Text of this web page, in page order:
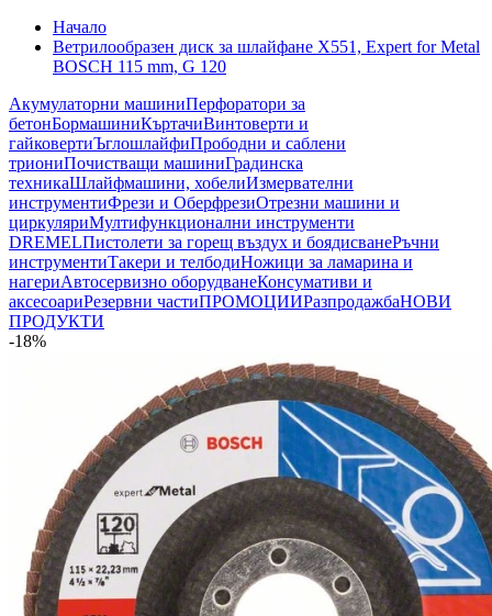
Начало
Ветрилообразен диск за шлайфане X551, Expert for Metal
BOSCH 115 mm, G 120
Акумулаторни машиниПерфоратори за
бетонБормашиниКъртачиВинтоверти и
гайковертиЪглошлайфиПрободни и саблени
триониПочистващи машиниГрадинска
техникаШлайфмашини, хобелиИзмервателни
инструментиФрези и ОберфрезиОтрезни машини и
циркуляриМултифункционални инструменти
DREMELПистолети за горещ въздух и боядисванеРъчни
инструментиТакери и телбодиНожици за ламарина и
нагериАвтосервизно оборудванеКонсумативи и
аксесоариРезервни частиПРОМОЦИИРазпродажбаНОВИ
ПРОДУКТИ
-18%